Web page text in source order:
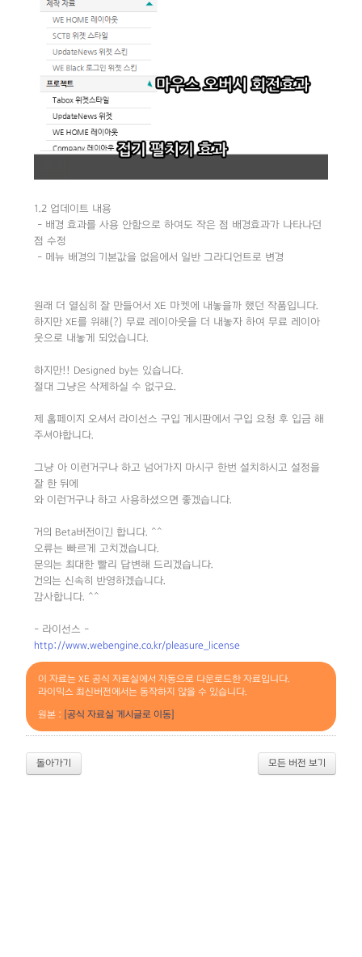
1.2 업데이트 내용
- 배경 효과를 사용 안함으로 하여도 작은 점 배경효과가 나타나던
점 수정
- 메뉴 배경의 기본값을 없음에서 일반 그라디언트로 변경
원래 더 열심히 잘 만들어서 XE 마켓에 내놓을까 했던 작품입니다.
하지만 XE를 위해(?) 무료 레이아웃을 더 내놓자 하여 무료 레이아
웃으로 내놓게 되었습니다.
하지만!! Designed by는 있습니다.
절대 그냥은 삭제하실 수 없구요.
제 홈페이지 오셔서 라이선스 구입 게시판에서 구입 요청 후 입금 해
주셔야합니다.
그냥 아 이런거구나 하고 넘어가지 마시구 한번 설치하시고 설정을
잘 한 뒤에
와 이런거구나 하고 사용하셨으면 좋겠습니다.
거의 Beta버전이긴 합니다. ^^
오류는 빠르게 고치겠습니다.
문의는 최대한 빨리 답변해 드리겠습니다.
건의는 신속히 반영하겠습니다.
감사합니다. ^^
- 라이선스 -
http://www.webengine.co.kr/pleasure_license
이 자료는 XE 공식 자료실에서 자동으로 다운로드한 자료입니다.
라이믹스 최신버전에서는 동작하지 않을 수 있습니다.
원본 : [공식 자료실 게시글로 이동]
돌아가기 모든 버전 보기